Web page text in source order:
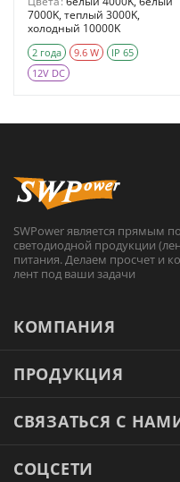
7000K, теплый 3000K,
холодный 10000K
2 года 9.6 W
IP 65
12V DC
SWPower является прямым
светодиодной продукции
питания. Делаем просчет и
лент под ваши задачи
КОМПАНИЯ
ПРОДУКЦИЯ
СВЯЗАТЬСЯ С
СОЦСЕТИ